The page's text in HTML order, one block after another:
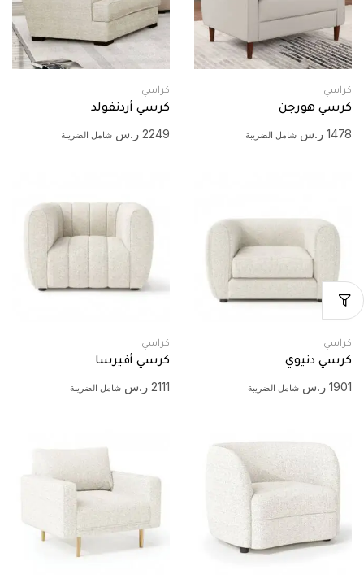
كراسي
كرسي هورجن
1478 ر.س شامل الضريبة
كراسي
كرسي أردنفولد
2249 ر.س شامل الضريبة
كراسي
كرسي دنيوي
1901 ر.س شامل الضريبة
كراسي
كرسي أفيرسا
2111 ر.س شامل الضريبة